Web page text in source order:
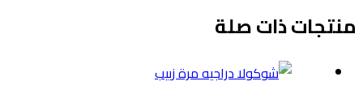
منتجات ذات صلة